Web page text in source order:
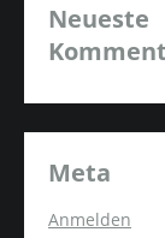
Neueste
Meta
Anmelden